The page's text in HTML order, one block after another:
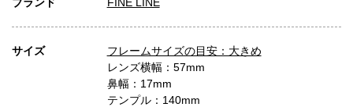
サイズ
フレームサイズの目安：大きめ
レンズ横幅：57mm
鼻幅：17mm
テンプル：140mm